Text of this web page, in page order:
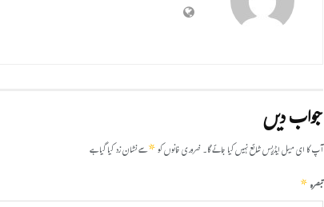
جواب دیں
آپ کا ای میل ایڈریس شائع نہیں کیا جائے گا۔ضروری خانوں کو*سے نشان زد کیا گیا ہے
تبصرہ*